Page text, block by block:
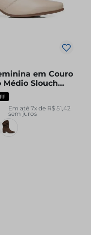
em Couro
Slouch
Em até 7x de R$ 51 42
sem juros